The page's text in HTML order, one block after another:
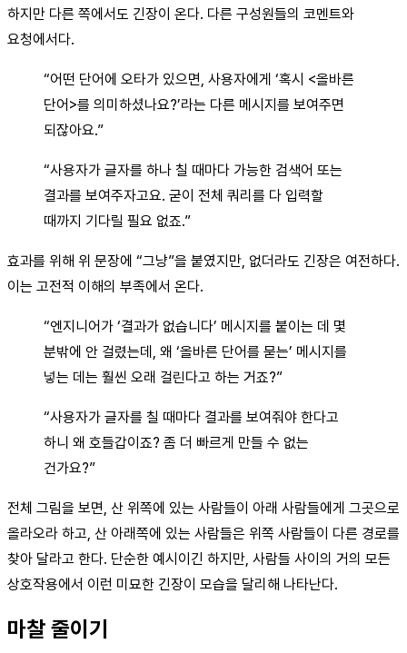
하지만 다른 쪽에서도 긴장이 온다. 다른 구성원들의 코멘트와
요청에서다.
“어떤 단어에 오타가 있으면, 사용자에게 ‘혹시 <올바른
단어>를 의미하셨나요?’라는 다른 메시지를 보여주면
되잖아요.”
“사용자가 글자를 하나 칠 때마다 가능한 검색어 또는
결과를 보여주자고요. 굳이 전체 쿼리를 다 입력할
때까지 기다릴 필요 없죠.”
효과를 위해 위 문장에 “그냥”을 붙였지만, 없더라도 긴장은 여전하다.
이는 고전적 이해의 부족에서 온다.
“엔지니어가 ‘결과가 없습니다’ 메시지를 붙이는 데 몇
분밖에 안 걸렸는데, 왜 ‘올바른 단어를 묻는’ 메시지를
넣는 데는 훨씬 오래 걸린다고 하는 거죠?”
“사용자가 글자를 칠 때마다 결과를 보여줘야 한다고
하니 왜 호들갑이죠? 좀 더 빠르게 만들 수 없는
건가요?”
전체 그림을 보면, 산 위쪽에 있는 사람들이 아래 사람들에게 그곳으로
올라오라 하고, 산 아래쪽에 있는 사람들은 위쪽 사람들이 다른 경로를
찾아 달라고 한다. 단순한 예시이긴 하지만, 사람들 사이의 거의 모든
상호작용에서 이런 미묘한 긴장이 모습을 달리해 나타난다.
마찰 줄이기